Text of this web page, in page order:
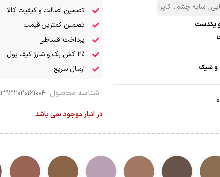
, سایه چشم, کاپرا
یکدست
و شیک
تضمین اصالت و کیفیت کالا
تضمین کمترین قیمت
پرداخت اقساطی
۳٪ کش بک و شارژ کیف پول
ارسال سریع
شناسه محصول: 3932020161004
در انبار موجود نمی باشد